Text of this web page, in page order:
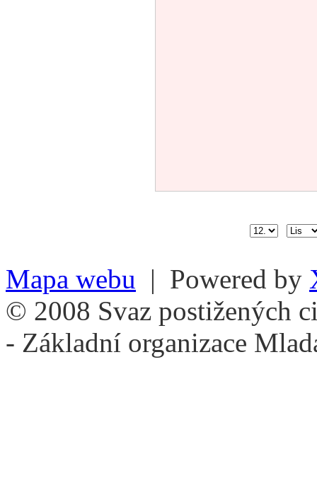
Mapa webu | Powered by
© 2008 Svaz postižených
- Základní organizace